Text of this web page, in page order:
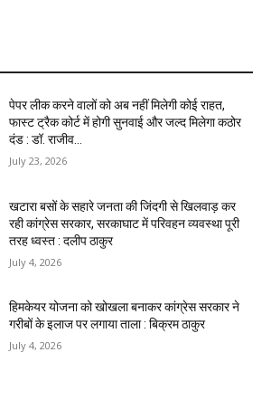
पेपर लीक करने वालों को अब नहीं मिलेगी कोई राहत,
फास्ट ट्रैक कोर्ट में होगी सुनवाई और जल्द मिलेगा कठोर
दंड : डॉ. राजीव...
July 23, 2026
खटारा बसों के सहारे जनता की जिंदगी से खिलवाड़ कर
रही कांग्रेस सरकार, सरकाघाट में परिवहन व्यवस्था पूरी
तरह ध्वस्त : दलीप ठाकुर
July 4, 2026
हिमकेयर योजना को खोखला बनाकर कांग्रेस सरकार ने
गरीबों के इलाज पर लगाया ताला : बिक्रम ठाकुर
July 4, 2026